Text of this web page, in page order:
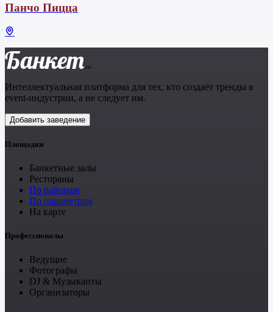
Панчо Пицца
Банкет .ru
Интеллектуальная платформа для тех, кто создаёт тренды в
event-индустрии, а не следует им.
Добавить заведение
Площадки
Банкетные залы
Рестораны
По районам
По параметрам
На карте
Профессионалы
Ведущие
Фотографы
DJ & Музыканты
Организаторы